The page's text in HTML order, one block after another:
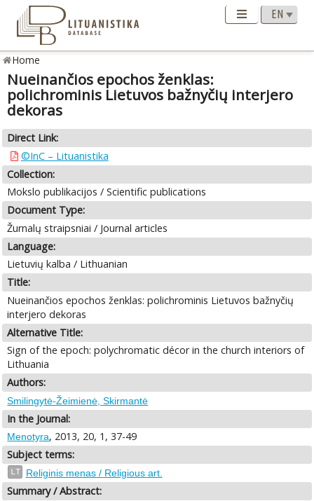
Home
Nueinančios epochos ženklas:
polichrominis Lietuvos bažnyčių interjero
dekoras
Direct Link:
©InC – Lituanistika
Collection:
Mokslo publikacijos / Scientific publications
Document Type:
Žurnalų straipsniai / Journal articles
Language:
Lietuvių kalba / Lithuanian
Title:
Nueinančios epochos ženklas: polichrominis Lietuvos bažnyčių
interjero dekoras
Alternative Title:
Sign of the epoch: polychromatic décor in the church interiors of
Lithuania
Authors:
Smilingytė-Žeimienė, Skirmantė
In the Journal:
Menotyra, 2013, 20, 1, 37-49
Subject terms:
LT Religinis menas / Religious art.
Summary / Abstract: